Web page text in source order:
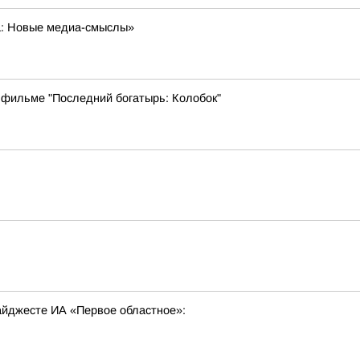
Новые медиа-смыслы»
"Последний богатырь: Колобок"
ИА «Первое областное»: